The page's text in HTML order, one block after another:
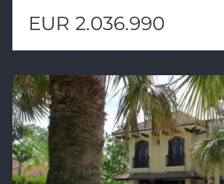
EUR 2.036.990